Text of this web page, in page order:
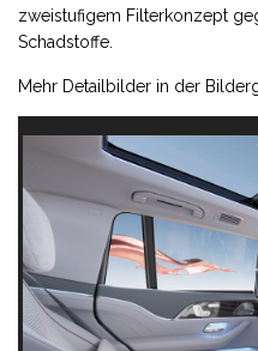
zweistufigem Filterkonzept
Schadstoffe.
Mehr Detailbilder in der